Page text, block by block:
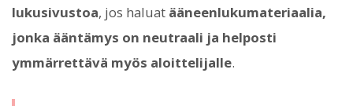
lukusivustoa, jos haluat ääneenlukumateriaalia,
jonka ääntämys on neutraali ja helposti
ymmärrettävä myös aloittelijalle.